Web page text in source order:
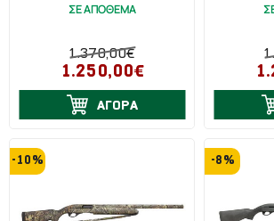
ΣΕ ΑΠΟΘΕΜΑ
1.370,00€
1.250,00€
ΑΓΟΡΑ
-10% -8%